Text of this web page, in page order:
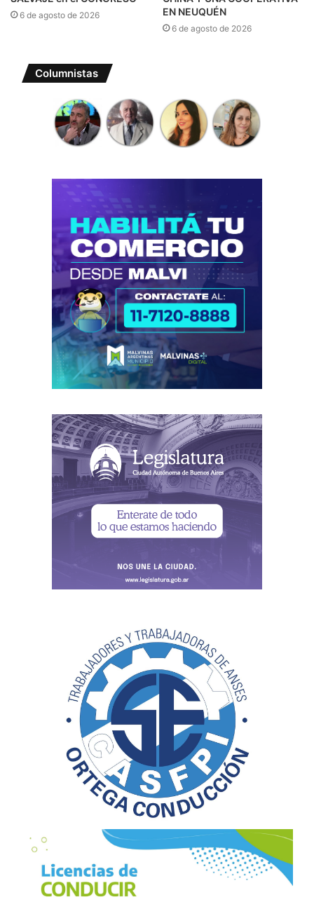
6 de agosto de 2026
EN NEUQUÉN
6 de agosto de 2026
Columnistas